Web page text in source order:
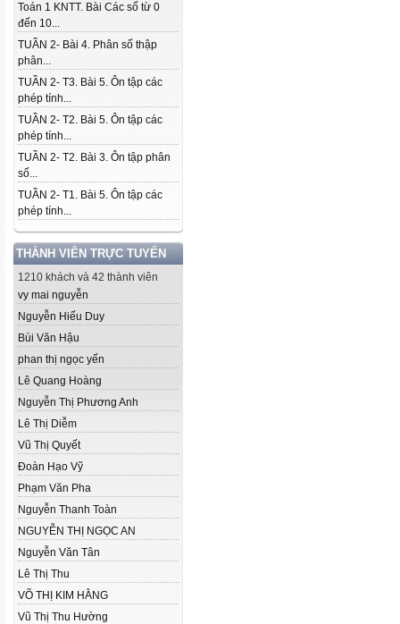
Toán 1 KNTT. Bài Các số từ 0
đến 10...
TUẦN 2- Bài 4. Phân số thập
phân...
TUẦN 2- T3. Bài 5. Ôn tập các
phép tính...
TUẦN 2- T2. Bài 5. Ôn tập các
phép tính...
TUẦN 2- T2. Bài 3. Ôn tập phân
số...
TUẦN 2- T1. Bài 5. Ôn tập các
phép tính...
THÀNH VIÊN TRỰC TUYẾN
1210 khách và 42 thành viên
vy mai nguyễn
Nguyễn Hiếu Duy
Bùi Văn Hậu
phan thị ngọc yến
Lê Quang Hoàng
Nguyễn Thị Phương Anh
Lê Thị Diễm
Vũ Thị Quyết
Đoàn Hạo Vỹ
Phạm Văn Pha
Nguyễn Thanh Toàn
NGUYỄN THỊ NGỌC AN
Nguyễn Văn Tân
Lê Thị Thu
VÕ THỊ KIM HẰNG
Vũ Thị Thu Hường